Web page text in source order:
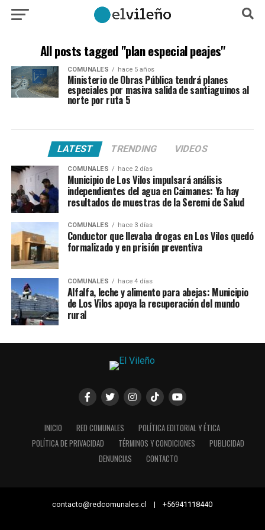
All posts tagged "plan especial peajes"
COMUNALES hace 5 años
Ministerio de Obras Pública tendrá planes
especiales por masiva salida de santiaguinos al
norte por ruta 5
LATEST TRENDING VIDEOS
COMUNALES hace 2 días
Municipio de Los Vilos impulsará análisis
independientes del agua en Caimanes: Ya hay
resultados de muestras de la Seremi de Salud
COMUNALES hace 3 días
Conductor que llevaba drogas en Los Vilos quedó
formalizado y en prisión preventiva
COMUNALES hace 4 días
Alfalfa, leche y alimento para abejas: Municipio
de Los Vilos apoya la recuperación del mundo
rural
INICIO RED COMUNALES
POLÍTICA EDITORIAL Y ÉTICA
POLÍTICA DE PRIVACIDAD
TÉRMINOS Y CONDICIONES
PUBLICIDAD
DENUNCIAS
CONTACTO
contacto@redcomunales.cl | +56941118440